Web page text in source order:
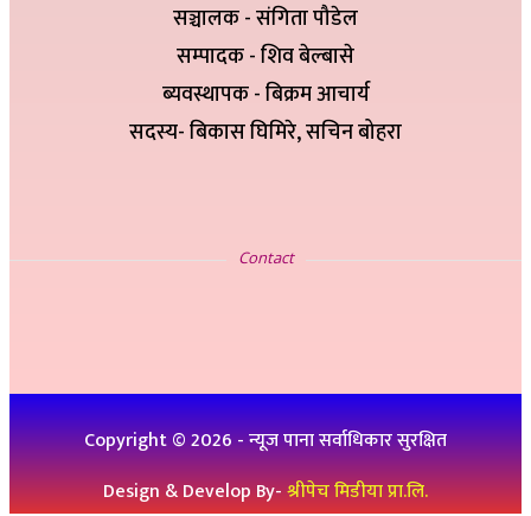
सञ्चालक - संगिता पौडेल
सम्पादक - शिव बेल्बासे
ब्यवस्थापक - बिक्रम आचार्य
सदस्य- बिकास घिमिरे, सचिन बोहरा
Contact
Copyright ©2026- न्यूज पाना सर्वाधिकार सुरक्षित
Design & Develop By-श्रीपेच मिडीया प्रा.लि.